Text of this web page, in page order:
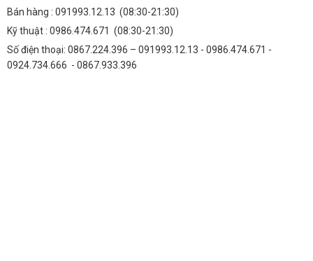
Bán hàng : 091993.12.13 (08:30-21:30)
Kỹ thuật : 0986.474.671 (08:30-21:30)
Số điện thoại: 0867.224.396 – 091993.12.13 - 0986.474.671 -
0924.734.666 - 0867.933.396